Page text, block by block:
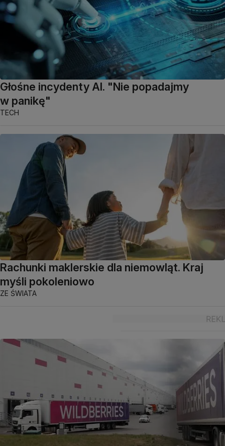
Głośne incydenty AI. "Nie popadajmy
w panikę"
TECH
Rachunki maklerskie dla niemowląt. Kraj
myśli pokoleniowo
ZE ŚWIATA